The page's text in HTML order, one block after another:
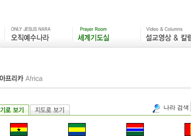
나라 검색